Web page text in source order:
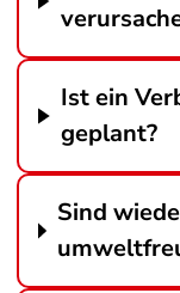
Ist ein
geplant?
Sind